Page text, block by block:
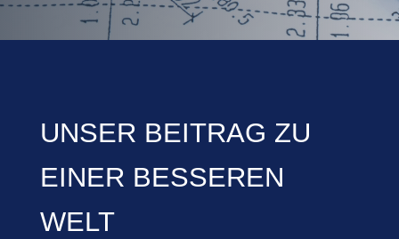
UNSER BEITRAG ZU
EINER BESSEREN
WELT